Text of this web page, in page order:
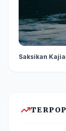
Saksikan